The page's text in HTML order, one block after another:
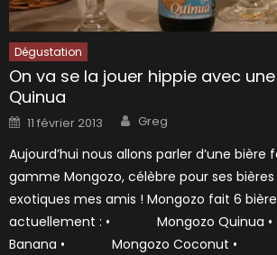
Dégustation
On va se la jouer hippie avec
Quinua
Posted
on
11 février 2013 Author
Greg
Aujourd’hui nous allons parler d’une
gamme Mongozo, célèbre pour ses
exotiques mes amis ! Mongozo fait 6
actuellement : • Mongozo
Banana • Mongozo Coconut •